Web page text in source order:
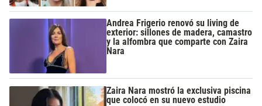
Andrea Frigerio renovó su living de
exterior: sillones de madera, camastro
y la alfombra que comparte con Zaira
Nara
Zaira Nara mostró la exclusiva piscina
que colocó en su nuevo estudio